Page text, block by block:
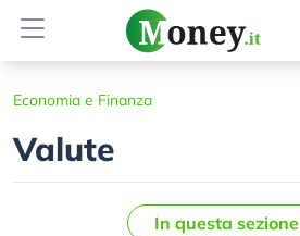
Economia e Finanza
Valute
In questa sezione